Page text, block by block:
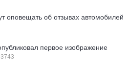
оповещать об отзывах автомобилей
первое изображение
3743